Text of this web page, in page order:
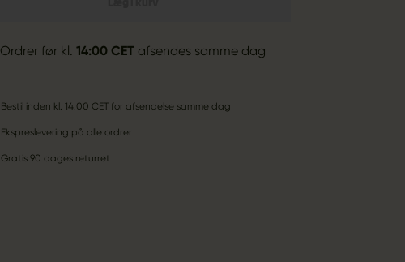
Ordrer før kl. 14:00 CET afsendes samme dag
Bestil inden kl. 14:00 CET for afsendelse samme dag
Ekspreslevering på alle ordrer
Gratis 90 dages returret